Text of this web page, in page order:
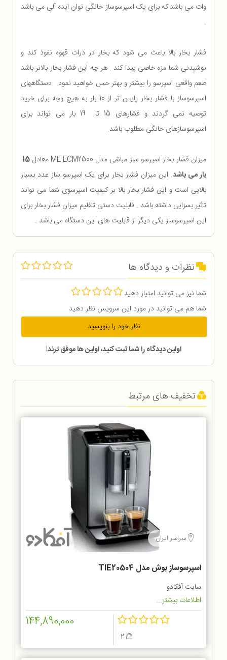
وات می باشدکه برای یک اسپرسوساز خانگی توان ایده آلی می باشد
.
فشار بخار بالا باعث می شود که بخار در ذرات قهوه نفوذ کند و
نوشیدنی شما مزه خاصی پیدا کند . هر چه این فشار بخار بالاتر باشد
طعم واقعی اسپرسو را بیشتر و بهتر حس خواهید نمود. دستگاههای
اسپرسوساز با فشار بخار پایین تر از 10 بار به هیچ وجه برای خرید
توصیه نمی گردند و فشارهای 15 تا 19 بار می تواند برای
اسپرسوسازهای خانگی مطلوب باشد.
میزان فشار بخار اسپرسو ساز مباشی مدل ME ECM2500 معادل
بار می باشد. این میزان فشار بخار برای یک اسپرسو ساز عدد بسیار
بالایی است و این فشار بخار بالا بر کیفیت اسپرسوی شما می تواند
تاثیر بسزایی داشته باشد . قابلیت دستی تنظیم میزان فشار بخار برای
این اسپرسوساز یکی دیگر از قابلیت های این دستگاه می باشد .
نظرات و دیدگاه ها
شما نیز می توانید امتیاز دهید
شما هم می توانید در مورد این سرویس نظر دهید
نظر خود را بنویسید
اولین دیدگاه را شما ثبت کنید، اولین ها موفق ترند!
تخفیف های مرتبط
سراسر ایران
اسپرسوساز بوش مدل TIE20504
سایت آفکادو
اطلاعات بیشتر...
144,890,000